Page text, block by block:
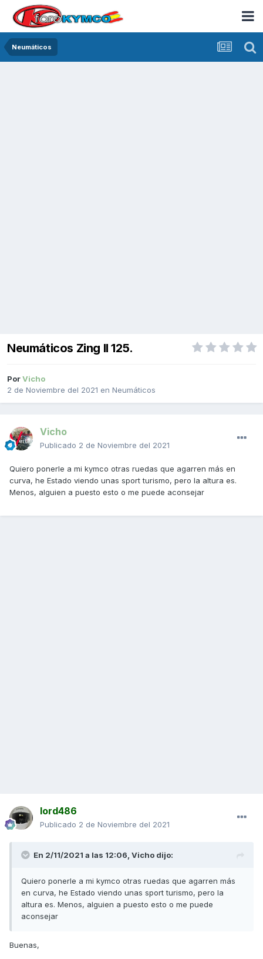
Neumáticos
Neumáticos Zing II 125.
PorVicho
2 de Noviembre del 2021 en Neumáticos
Vicho
Publicado 2 de Noviembre del 2021
Quiero ponerle a mi kymco otras ruedas que agarren más en
curva, he Estado viendo unas sport turismo, pero la altura es.
Menos, alguien a puesto esto o me puede aconsejar
lord486
Publicado 2 de Noviembre del 2021
En 2/11/2021 a las 12:06, Vicho dijo:
Quiero ponerle a mi kymco otras ruedas que agarren más
en curva, he Estado viendo unas sport turismo, pero la
altura es. Menos, alguien a puesto esto o me puede
aconsejar
Buenas,